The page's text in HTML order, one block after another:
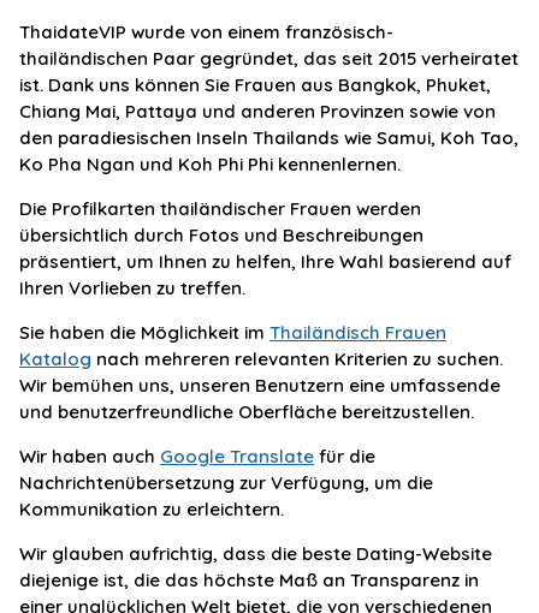
ThaidateVIP wurde von einem französisch-
thailändischen Paar gegründet, das seit 2015 verheiratet
ist. Dank uns können Sie Frauen aus Bangkok, Phuket,
Chiang Mai, Pattaya und anderen Provinzen sowie von
den paradiesischen Inseln Thailands wie Samui, Koh Tao,
Ko Pha Ngan und Koh Phi Phi kennenlernen.
Die Profilkarten thailändischer Frauen werden
übersichtlich durch Fotos und Beschreibungen
präsentiert, um Ihnen zu helfen, Ihre Wahl basierend auf
Ihren Vorlieben zu treffen.
Sie haben die Möglichkeit im Thailändisch Frauen
Katalog nach mehreren relevanten Kriterien zu suchen.
Wir bemühen uns, unseren Benutzern eine umfassende
und benutzerfreundliche Oberfläche bereitzustellen.
Wir haben auch Google Translate für die
Nachrichtenübersetzung zur Verfügung, um die
Kommunikation zu erleichtern.
Wir glauben aufrichtig, dass die beste Dating-Website
diejenige ist, die das höchste Maß an Transparenz in
einer unglücklichen Welt bietet, die von verschiedenen